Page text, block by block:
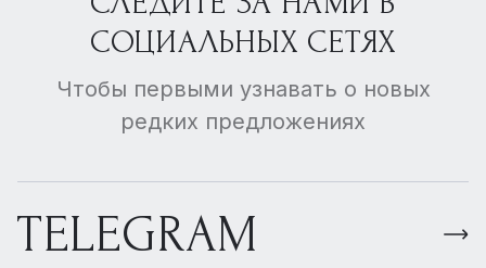
СОЦИАЛЬНЫХ СЕТЯХ
Чтобы первыми узнавать о новых
редких предложениях
TELEGRAM